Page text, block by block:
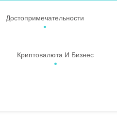
Достопримечательности
Криптовалюта И Бизнес